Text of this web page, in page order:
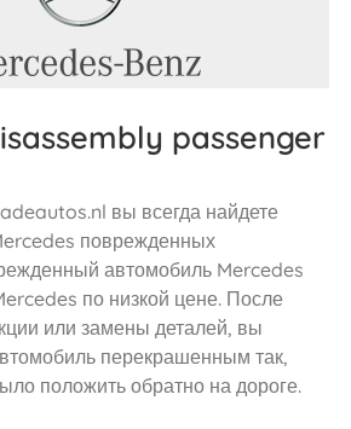
passenger
вы всегда найдете
поврежденных
автомобиль Mercedes
по низкой цене. После
или замены деталей, вы
перекрашенным так,
положить обратно на дороге.